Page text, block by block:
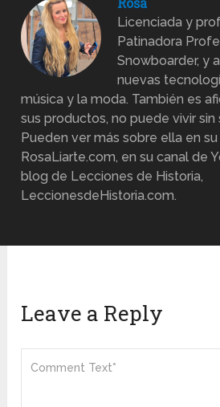
Licenciada y
Patinadora
Snowboarder, y
nuevas
música y la moda. También es
sus productos, no puede vivir sin
Pueden ver más sobre ella en
RosaLiarte.com, en su canal de
blog de Lecciones de Historia,
LeccionesdeHistoria.com.
Leave a Reply